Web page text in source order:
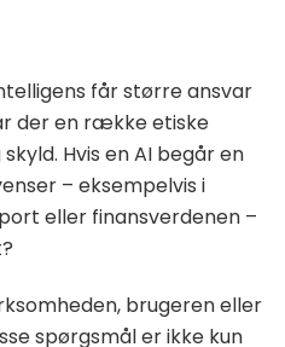
får større ansvar
der en række etiske
Hvis en AI begår en
– eksempelvis i
eller finansverdenen –
brugeren eller
spørgsmål er ikke kun